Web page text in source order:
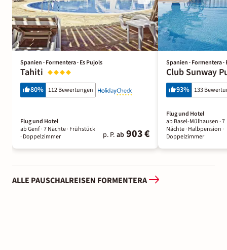
Spanien · Formentera · Es Pujols
Tahiti
80% 112 Bewertungen
Flug und Hotel
ab Genf ·7 Nächte· Frühstück
· Doppelzimmer
p. P. ab 903 €
Spanien · Formentera ·
Club Sunway
93% 133
Flug und Hotel
ab Basel-Mülhausen ·7
Nächte· Halbpension·
Doppelzimmer
ALLE PAUSCHALREISEN FORMENTERA